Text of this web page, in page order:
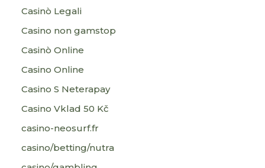
Casinò Legali
Casino non gamstop
Casinò Online
Casino Online
Casino S Neterapay
Casino Vklad 50 Kč
casino-neosurf.fr
casino/betting/nutra